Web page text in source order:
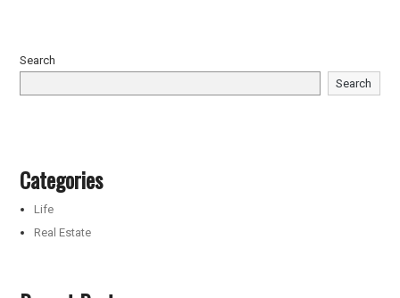
Search
Search
Categories
Life
Real Estate